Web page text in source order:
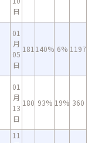
日
01
月
05
日
181 140% 6% 1197
01
月
13
日
180 93% 19% 360
11